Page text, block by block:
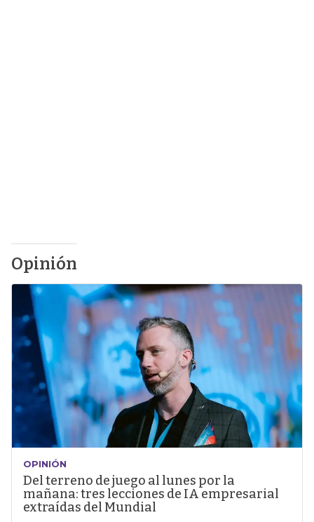
Opinión
OPINIÓN
Del terreno de juego al lunes por la
mañana: tres lecciones de IA empresarial
extraídas del Mundial